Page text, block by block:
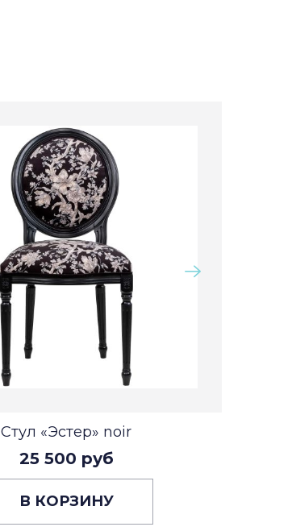
Стул «Эстер» noir
25 500 руб
В КОРЗИНУ